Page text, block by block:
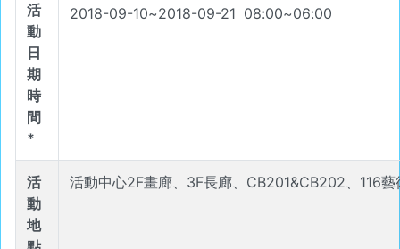
活
動
日
期
時
間
*
2018-09-10~2018-09-21 08:00~06:00
活
動
地
活動中心2F畫廊、3F長廊、CB201&CB202、116藝